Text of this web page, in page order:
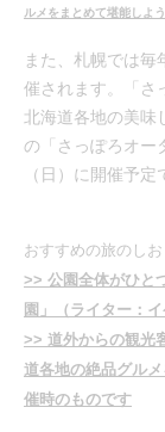
ルメをまとめて堪能しよ
また、札幌では毎
催されます。「さ
北海道各地の美味
の「さっぽろオー
（日）に開催予定
おすすめの旅のしお
>> 公園全体がひと
園」（ライター：イ
>> 道外からの観光
道各地の絶品グル
催時のものです